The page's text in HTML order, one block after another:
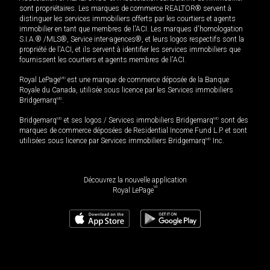
sont propriétaires. Les marques de commerce REALTOR® servent à
distinguer les services immobiliers offerts par les courtiers et agents
immobilier en tant que membres de l'ACI. Les marques d'homologation
S.I.A.® /MLS®, Service inter-agences®, et leurs logos respectifs sont la
propriété de l'ACI, et ils servent à identifier les services immobiliers que
fournissent les courtiers et agents membres de l'ACI.
Royal LePageMD est une marque de commerce déposée de la Banque
Royale du Canada, utilisée sous licence par les Services immobiliers
BridgemarqMD.
BridgemarqMD et ses logos / Services immobiliers BridgemarqMD sont des
marques de commerce déposées de Residential Income Fund L.P. et sont
utilisées sous licence par Services immobiliers BridgemarqMD Inc.
Découvrez la nouvelle application
Royal LePageMD